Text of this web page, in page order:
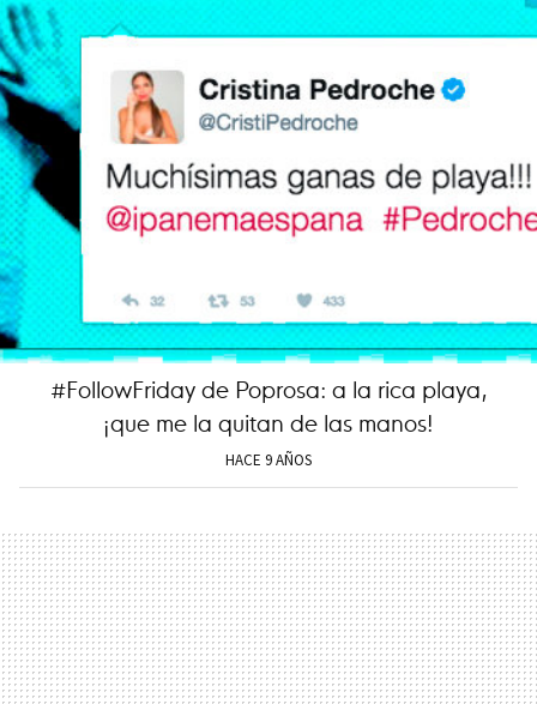
#FollowFriday de Poprosa: a la rica playa,
¡que me la quitan de las manos!
HACE 9 AÑOS